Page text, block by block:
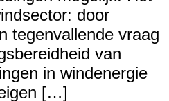
door
tegenvallende vraag
van
in windenergie
[…]